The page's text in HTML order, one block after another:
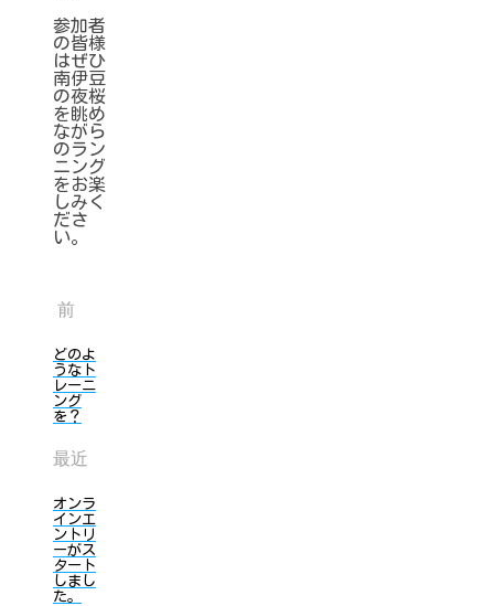
参加者
の皆様
はぜひ
南伊豆
の夜桜
を眺め
ながら
のラン
ニング
をお楽
しみく
ださ
い。
前
どのよ
うなト
レーニ
ング
を？
最近
オンラ
インエ
ントリ
ーがス
タート
しまし
た。